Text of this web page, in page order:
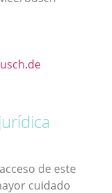
de este
cuidado